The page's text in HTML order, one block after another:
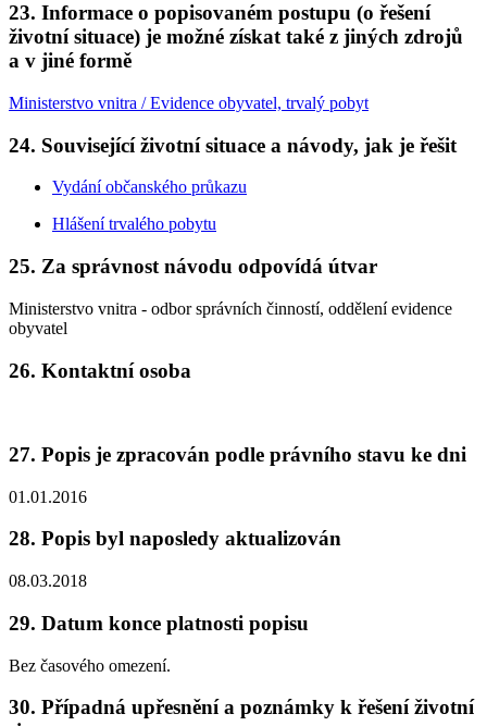
23. Informace o popisovaném postupu (o řešení
životní situace) je možné získat také z jiných zdrojů
a v jiné formě
Ministerstvo vnitra / Evidence obyvatel, trvalý pobyt
24. Související životní situace a návody, jak je řešit
Vydání občanského průkazu
Hlášení trvalého pobytu
25. Za správnost návodu odpovídá útvar
Ministerstvo vnitra - odbor správních činností, oddělení evidence
obyvatel
26. Kontaktní osoba
27. Popis je zpracován podle právního stavu ke dni
01.01.2016
28. Popis byl naposledy aktualizován
08.03.2018
29. Datum konce platnosti popisu
Bez časového omezení.
30. Případná upřesnění a poznámky k řešení životní